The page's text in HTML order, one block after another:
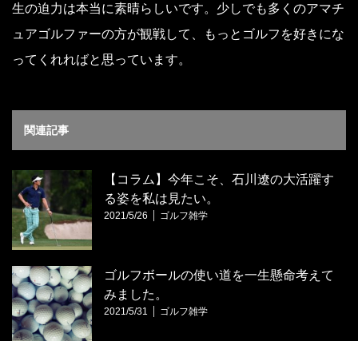
生の迫力は本当に素晴らしいです。少しでも多くのアマチ
ュアゴルファーの方が観戦して、もっとゴルフを好きにな
ってくれればと思っています。
関連記事
【コラム】今年こそ、石川遼の大活躍す
る姿を私は見たい。
2021/5/26 ゴルフ雑学
ゴルフボールの使い道を一生懸命考えて
みました。
2021/5/31 ゴルフ雑学